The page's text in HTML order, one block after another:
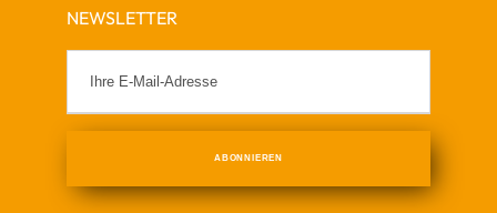
NEWSLETTER